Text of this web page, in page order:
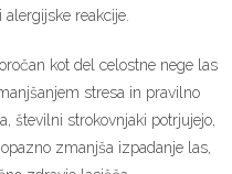
reakcije.
kot del celostne nege las
stresa in pravilno
številni strokovnjaki potrjujejo,
zmanjša izpadanje las,